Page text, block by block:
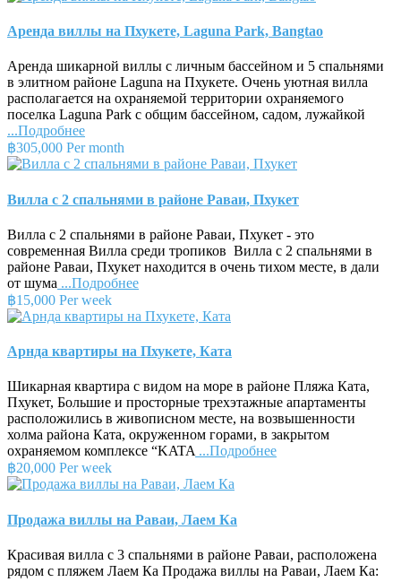
Аренда виллы на Пхукете, Laguna Park, Bangtao
Аренда шикарной виллы с личным бассейном и 5 спальнями
в элитном районе Laguna на Пхукете. Очень уютная вилла
располагается на охраняемой территории охраняемого
поселка Laguna Park с общим бассейном, садом, лужайкой
...Подробнее
฿305,000 Per month
Вилла с 2 спальнями в районе Раваи, Пхукет
Вилла с 2 спальнями в районе Раваи, Пхукет - это
современная Вилла среди тропиков Вилла с 2 спальнями в
районе Раваи, Пхукет находится в очень тихом месте, в дали
от шума ...Подробнее
฿15,000 Per week
Арнда квартиры на Пхукете, Ката
Шикарная квартира с видом на море в районе Пляжа Ката,
Пхукет, Большие и просторные трехэтажные апартаменты
расположились в живописном месте, на возвышенности
холма района Ката, окруженном горами, в закрытом
охраняемом комплексе “KATA ...Подробнее
฿20,000 Per week
Продажа виллы на Раваи, Лаем Ка
Красивая вилла с 3 спальнями в районе Раваи, расположена
рядом с пляжем Лаем Ка Продажа виллы на Раваи, Лаем Ка: